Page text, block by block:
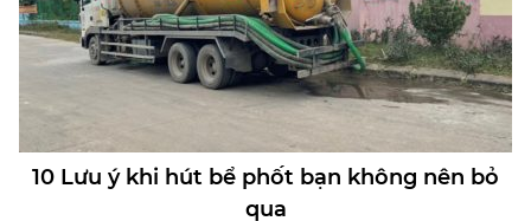
10 Lưu ý khi hút bể phốt bạn không nên bỏ
qua